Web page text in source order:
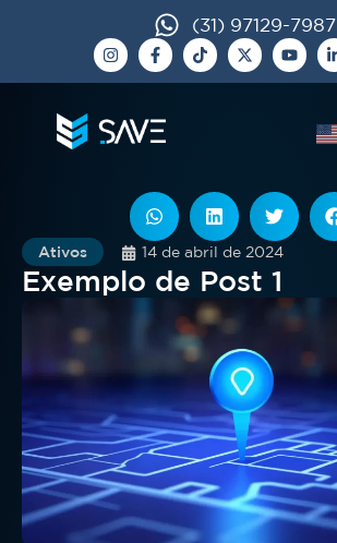
(31) 97129-7987
Ativos 14 de abril de 2024
Exemplo de Post 1